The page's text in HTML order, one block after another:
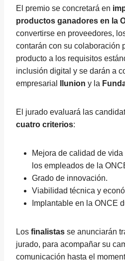
El premio se concretará en
productos ganadores en la
convertirse en proveedores,
contarán con su colaboración
producto a los requisitos
inclusión digital y se darán a
empresarial
Ilunion y la
El jurado evaluará las
cuatro criterios:
Mejora de calidad de
los empleados de la
Grado de innovación.
Viabilidad técnica y
Implantable en la ONCE
Los finalistas se anunciarán
jurado, para acompañar su
comunicación hasta el